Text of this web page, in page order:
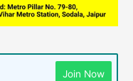
Join Now